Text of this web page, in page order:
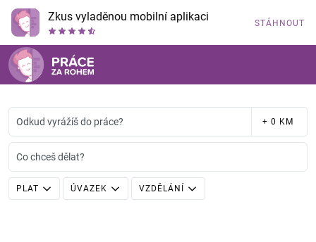
Zkus vyladěnou mobilní aplikaci STÁHNOUT
Odkud vyrážíš do práce? + 0 KM
Co chceš dělat?
PLAT ÚVAZEK VZDĚLÁNÍ